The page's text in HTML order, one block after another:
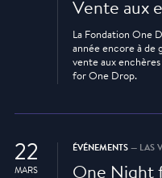
Vente aux
La Fondation One
année encore à de
vente aux
for One Drop.
22
MARS
ÉVÉNEMENTS — LAS
One Night